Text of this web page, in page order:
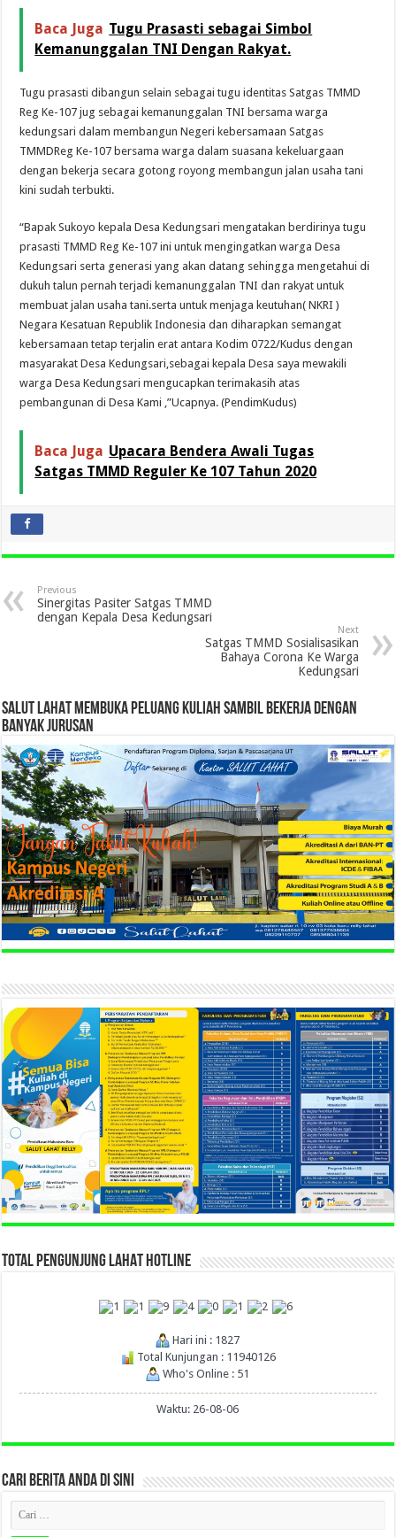
Baca Juga Tugu Prasasti sebagai Simbol
Kemanunggalan TNI Dengan Rakyat.
Tugu prasasti dibangun selain sebagai tugu identitas Satgas TMMD
Reg Ke-107 jug sebagai kemanunggalan TNI bersama warga
kedungsari dalam membangun Negeri kebersamaan Satgas
TMMDReg Ke-107 bersama warga dalam suasana kekeluargaan
dengan bekerja secara gotong royong membangun jalan usaha tani
kini sudah terbukti.
“Bapak Sukoyo kepala Desa Kedungsari mengatakan berdirinya tugu
prasasti TMMD Reg Ke-107 ini untuk mengingatkan warga Desa
Kedungsari serta generasi yang akan datang sehingga mengetahui di
dukuh talun pernah terjadi kemanunggalan TNI dan rakyat untuk
membuat jalan usaha tani.serta untuk menjaga keutuhan( NKRI )
Negara Kesatuan Republik Indonesia dan diharapkan semangat
kebersamaan tetap terjalin erat antara Kodim 0722/Kudus dengan
masyarakat Desa Kedungsari,sebagai kepala Desa saya mewakili
warga Desa Kedungsari mengucapkan terimakasih atas
pembangunan di Desa Kami ,”Ucapnya. (PendimKudus)
Baca Juga Upacara Bendera Awali Tugas
Satgas TMMD Reguler Ke 107 Tahun 2020
Previous
Sinergitas Pasiter Satgas TMMD
dengan Kepala Desa Kedungsari
Next
Satgas TMMD Sosialisasikan
Bahaya Corona Ke Warga
Kedungsari
SALUT LAHAT MEMBUKA PELUANG KULIAH SAMBIL BEKERJA DENGAN
BANYAK JURUSAN
TOTAL PENGUNJUNG LAHAT HOTLINE
Hari ini : 1827
Total Kunjungan : 11940126
Who's Online : 51
Waktu: 26-08-06
CARI BERITA ANDA DI SINI